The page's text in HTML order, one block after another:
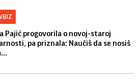
Pajić progovorila o novoj-staroj
pa priznala: Naučiš da se nosiš